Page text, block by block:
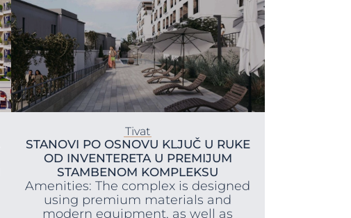
Tivat
STANOVI PO OSNOVU KLJUČ U RUKE
OD INVENTERETA U PREMIJUM
STAMBENOM KOMPLEKSU
Amenities: The complex is designed
using premium materials and
modern equipment, as well as